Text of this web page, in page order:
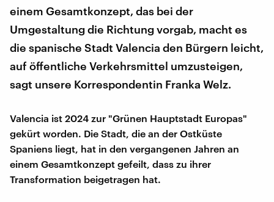
einem Gesamtkonzept, das bei der
Umgestaltung die Richtung vorgab, macht es
die spanische Stadt Valencia den Bürgern leicht,
auf öffentliche Verkehrsmittel umzusteigen,
sagt unsere Korrespondentin Franka Welz.
Valencia ist 2024 zur "Grünen Hauptstadt Europas"
gekürt worden. Die Stadt, die an der Ostküste
Spaniens liegt, hat in den vergangenen Jahren an
einem Gesamtkonzept gefeilt, dass zu ihrer
Transformation beigetragen hat.